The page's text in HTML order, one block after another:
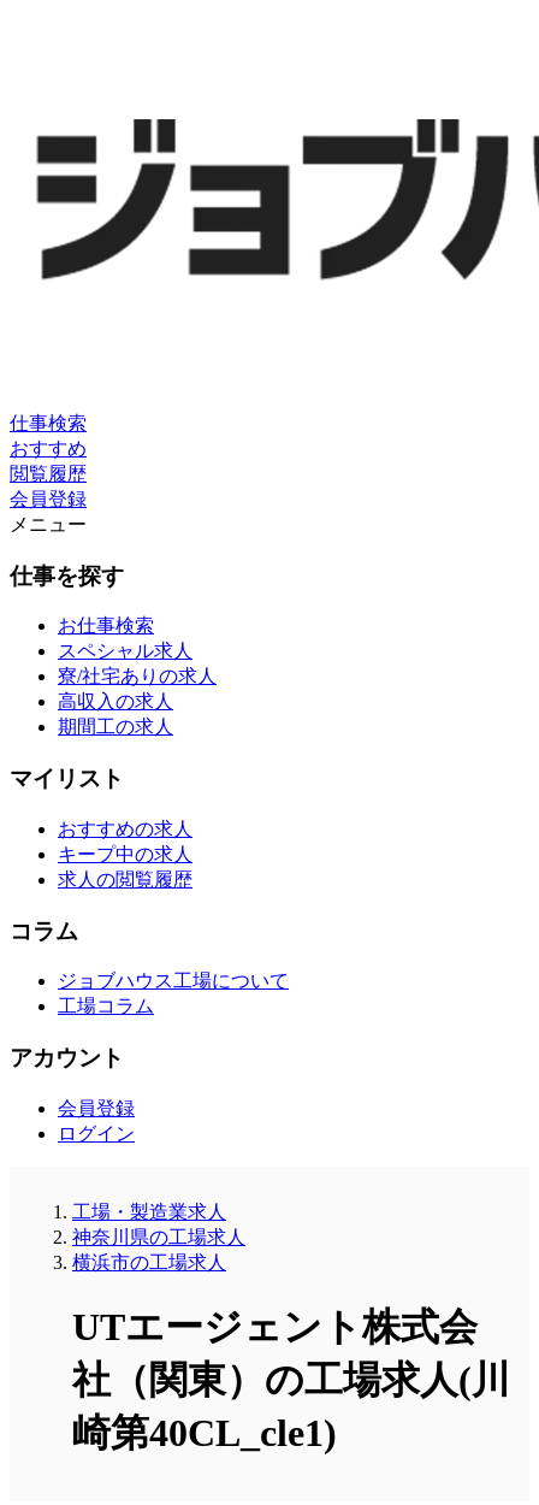
仕事検索
おすすめ
閲覧履歴
会員登録
メニュー
仕事を探す
お仕事検索
スペシャル求人
寮/社宅ありの求人
高収入の求人
期間工の求人
マイリスト
おすすめの求人
キープ中の求人
求人の閲覧履歴
コラム
ジョブハウス工場について
工場コラム
アカウント
会員登録
ログイン
工場・製造業求人
神奈川県の工場求人
横浜市の工場求人
UTエージェント株式会
社（関東）の工場求人(川
崎第40CL_cle1)